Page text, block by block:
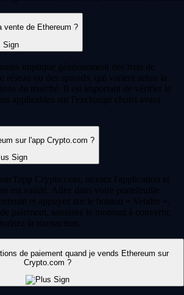
vente de Ethereum ?
implique généralement des frais de
réseau ou des spreads, qui varient selon la
du marché. Il est important de vérifier le
applicables sur l'exchange choisi avant
sur l'app Crypto.com ?
l'app Crypto.com, ouvrez l'application et
est validé. Allez dans votre portefeuille
et appuyez sur le bouton « Vendre ».
paiement, saisissez le montant à convertir,
la transaction.
de paiement quand je vends Ethereum sur
Crypto.com ?